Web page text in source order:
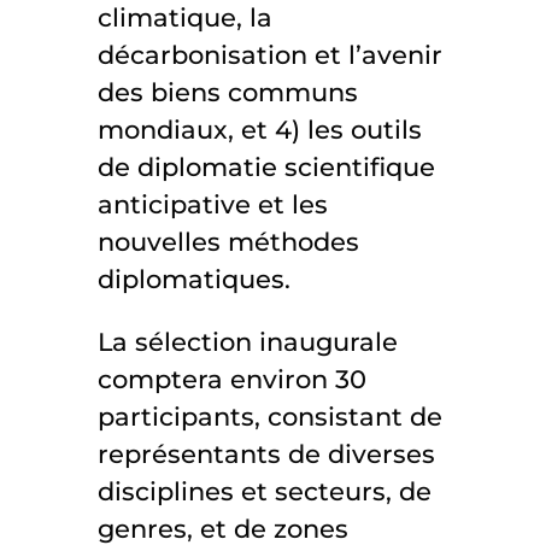
climatique, la
décarbonisation et l’avenir
des biens communs
mondiaux, et 4) les outils
de diplomatie scientifique
anticipative et les
nouvelles méthodes
diplomatiques.
La sélection inaugurale
comptera environ 30
participants, consistant de
représentants de diverses
disciplines et secteurs, de
genres, et de zones